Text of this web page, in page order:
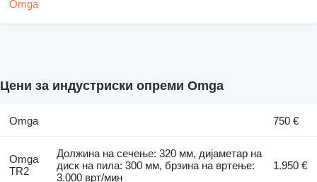
Цени за индустриски опреми Omga
Omga 750 €
Omga
TR2
Должина на сечење: 320 мм, дијаметар на
диск на пила: 300 мм, брзина на вртење:
3.000 врт/мин
1.950 €